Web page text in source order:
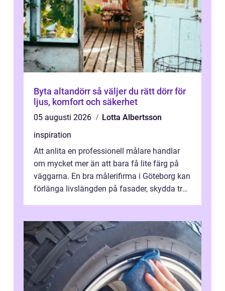
Byta altandörr så väljer du rätt dörr för
ljus, komfort och säkerhet
05 augusti 2026
Lotta Albertsson
inspiration
Att anlita en professionell målare handlar
om mycket mer än att bara få lite färg på
väggarna. En bra målerifirma i Göteborg kan
förlänga livslängden på fasader, skydda trä